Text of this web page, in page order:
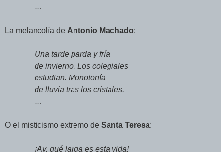
…
La melancolía de Antonio Machado:
Una tarde parda y fría
de invierno. Los colegiales
estudian. Monotonía
de lluvia tras los cristales.
…
O el misticismo extremo de Santa Teresa:
¡Ay, qué larga es esta vida!